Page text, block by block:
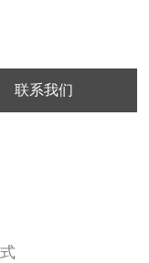
联系我们